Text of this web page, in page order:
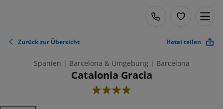
Zurück zur Übersicht Hotel teilen
Spanien | Barcelona & Umgebung | Barcelona
Catalonia Gracia
4